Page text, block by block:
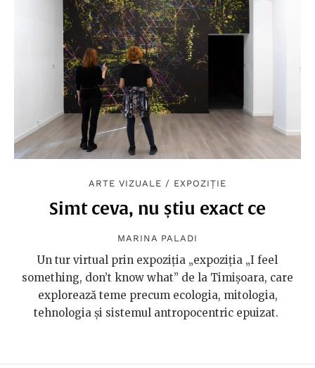
ARTE VIZUALE / EXPOZIȚIE
Simt ceva, nu știu exact ce
MARINA PALADI
Un tur virtual prin expoziția „expoziția „I feel
something, don’t know what” de la Timișoara, care
explorează teme precum ecologia, mitologia,
tehnologia și sistemul antropocentric epuizat.